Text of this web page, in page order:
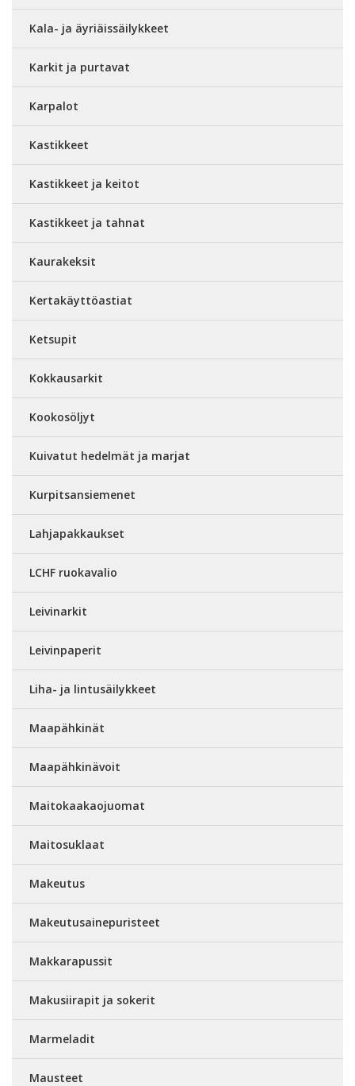
Kala- ja äyriäissäilykkeet
Karkit ja purtavat
Karpalot
Kastikkeet
Kastikkeet ja keitot
Kastikkeet ja tahnat
Kaurakeksit
Kertakäyttöastiat
Ketsupit
Kokkausarkit
Kookosöljyt
Kuivatut hedelmät ja marjat
Kurpitsansiemenet
Lahjapakkaukset
LCHF ruokavalio
Leivinarkit
Leivinpaperit
Liha- ja lintusäilykkeet
Maapähkinät
Maapähkinävoit
Maitokaakaojuomat
Maitosuklaat
Makeutus
Makeutusainepuristeet
Makkarapussit
Makusiirapit ja sokerit
Marmeladit
Mausteet